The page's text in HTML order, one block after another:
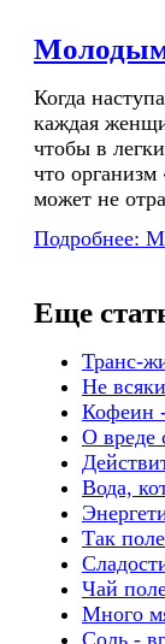
Молодым
Когда
каждая
чтобы в
что
может не
Подробнее:
Еще
Транс-
Не
Кофеин
О вреде
Вода,
Так
Чай
Много
Соль -